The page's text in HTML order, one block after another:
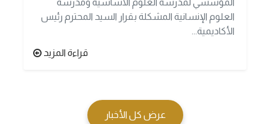
المؤسسي لمدرسة العلوم الاساسية ومدرسة
العلوم الإنسانية المشكلة بقرار السيد المحترم رئيس
الأكاديمية...
قراءة المزيد
عرض كل الأخبار